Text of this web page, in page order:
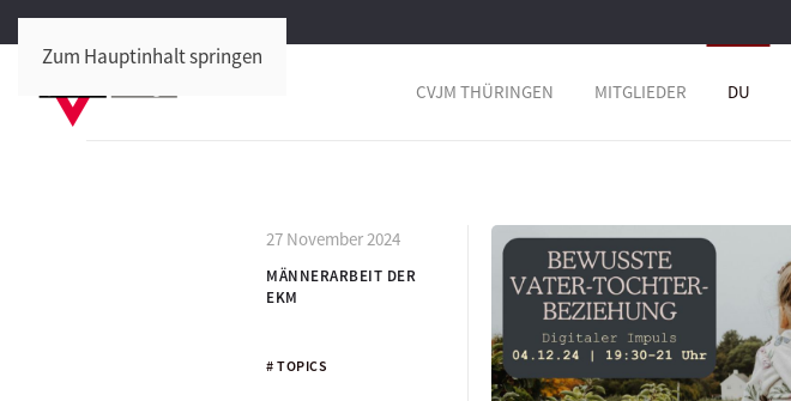
Zum Hauptinhalt springen
CVJM THÜRINGEN MITGLIEDER DU
27 November 2024
MÄNNERARBEIT DER
EKM
# TOPICS